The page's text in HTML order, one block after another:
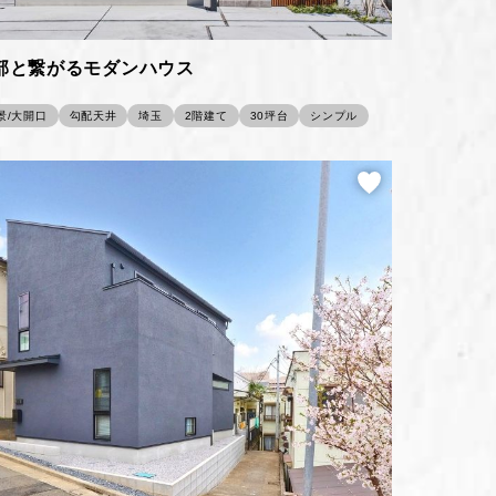
と繋がるモダンハウス
/大開口 勾配天井 埼玉 2階建て 30坪台 シンプル